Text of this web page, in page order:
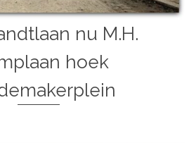
nu M.H.
hoek